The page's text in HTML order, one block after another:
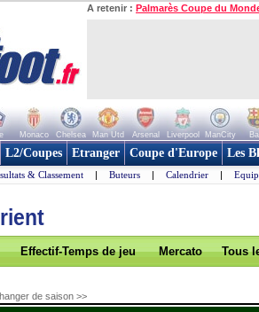
A retenir : Palmarès Coupe du
Monaco Chelsea Man Utd Arsenal Liverpool ManCity
L2/Coupes Etranger Coupe d'Europe Les
& Classement | Buteurs | Calendrier |
Effectif-Temps de jeu Mercato Tous
de saison >>